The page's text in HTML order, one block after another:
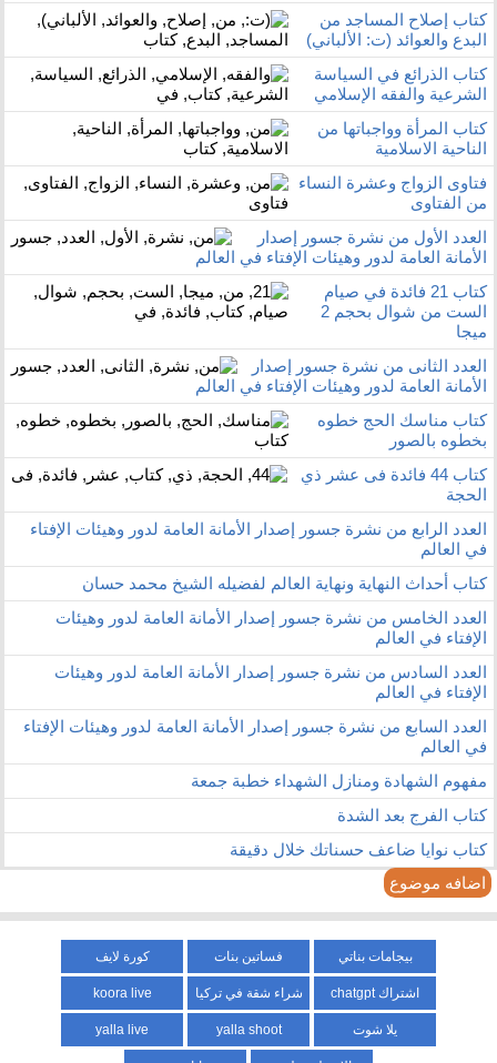
كتاب إصلاح المساجد من
البدع والعوائد (ت: الألباني)
كتاب الذرائع في السياسة
الشرعية والفقه الإسلامي
كتاب المرأة وواجباتها من
الناحية الاسلامية
فتاوى الزواج وعشرة النساء
من الفتاوى
العدد الأول من نشرة جسور إصدار
الأمانة العامة لدور وهيئات الإفتاء في العالم
كتاب 21 فائدة في صيام
الست من شوال بحجم 2
ميجا
العدد الثانى من نشرة جسور إصدار
الأمانة العامة لدور وهيئات الإفتاء في العالم
كتاب مناسك الحج خطوه
بخطوه بالصور
كتاب 44 فائدة فى عشر ذي
الحجة
العدد الرابع من نشرة جسور إصدار الأمانة العامة لدور وهيئات الإفتاء
في العالم
كتاب أحداث النهاية ونهاية العالم لفضيله الشيخ محمد حسان
العدد الخامس من نشرة جسور إصدار الأمانة العامة لدور وهيئات
الإفتاء في العالم
العدد السادس من نشرة جسور إصدار الأمانة العامة لدور وهيئات
الإفتاء في العالم
العدد السابع من نشرة جسور إصدار الأمانة العامة لدور وهيئات الإفتاء
في العالم
مفهوم الشهادة ومنازل الشهداء خطبة جمعة
كتاب الفرج بعد الشدة
كتاب نوايا ضاعف حسناتك خلال دقيقة
اضافه موضوع
بيجامات بناتي فساتين بنات كورة لايف
اشتراك chatgpt شراء شقة في تركيا koora live
يلا شوت yalla shoot
yalla live